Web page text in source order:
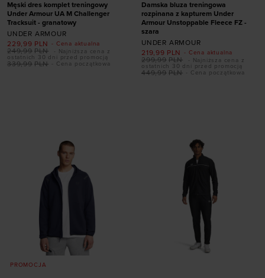
Męski dres komplet treningowy
Under Armour UA M Challenger
Tracksuit - granatowy
UNDER ARMOUR
- Cena aktualna
229,99 PLN
- Cena początkowa
339,99 PLN
249,99 PLN
- Najniższa cena z
ostatnich 30 dni przed promocją
Dodaj produkt w
Damska bluza treningowa
rozpinana z kapturem Under
Armour Unstoppable Fleece FZ -
szara
UNDER ARMOUR
- Cena aktualna
219,99 PLN
- Cena początkowa
449,99 PLN
299,99 PLN
- Najniższa cena z
ostatnich 30 dni przed promocją
PROMOCJA